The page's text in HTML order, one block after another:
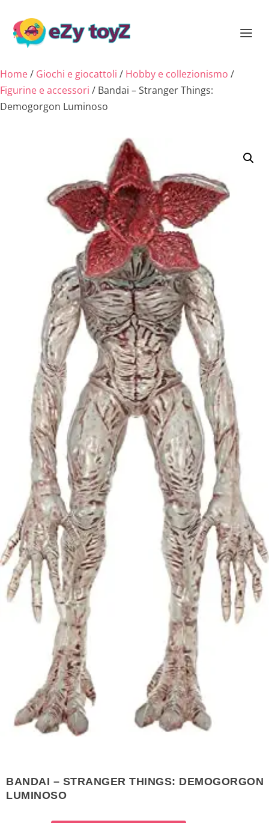
Home/ Giochi e giocattoli / Hobby e collezionismo /
Figurine e accessori / Bandai – Stranger Things:
Demogorgon Luminoso
BANDAI – STRANGER THINGS: DEMOGORGON
LUMINOSO